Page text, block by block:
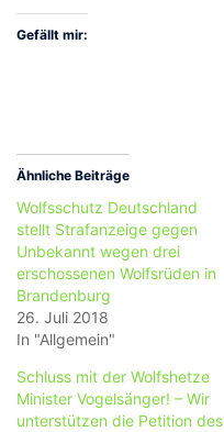
Gefällt mir:
Ähnliche Beiträge
Wolfsschutz Deutschland
stellt Strafanzeige gegen
Unbekannt wegen drei
erschossenen Wolfsrüden in
Brandenburg
26. Juli 2018
In "Allgemein"
Schluss mit der Wolfshetze
Minister Vogelsänger! – Wir
unterstützen die Petition des